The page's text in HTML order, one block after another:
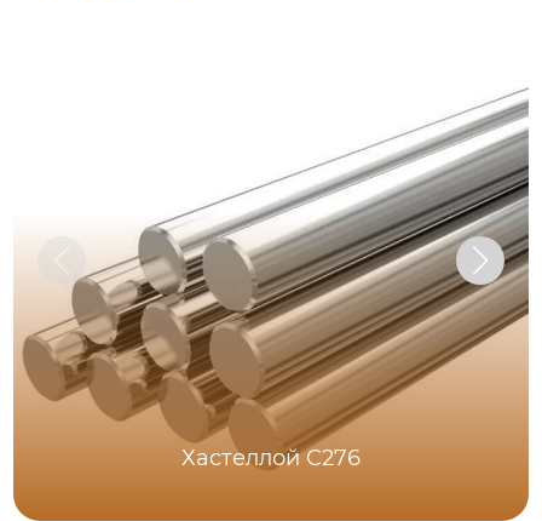
Хастеллой C276